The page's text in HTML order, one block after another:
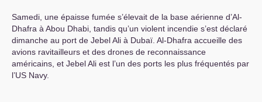
Samedi, une épaisse fumée s’élevait de la base aérienne d’Al-
Dhafra à Abou Dhabi, tandis qu’un violent incendie s’est déclaré
dimanche au port de Jebel Ali à Dubaï. Al-Dhafra accueille des
avions ravitailleurs et des drones de reconnaissance
américains, et Jebel Ali est l’un des ports les plus fréquentés par
l’US Navy.